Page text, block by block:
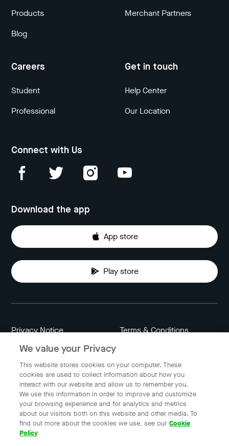
Products
Blog
Merchant Partners
Careers
Student
Professional
Get in touch
Help Center
Our Location
Connect with Us
Download the app
App store
Play store
Privacy Notice Terms & Conditions
Data Attribution
Indonesia
© 2023 Gojek | Gojek is a trademark of PT GoTo Gojek
Tokopedia Tbk. Registered in the Directorate General of
We value your Privacy
This website stores cookies on your computer. These
cookies are used to collect information about how you
interact with our website and allow us to remember you.
We use this information in order to improve and customize
your browsing experience and for analytics and metrics
about our visitors both on this website and other media. To
find out more about the cookies we use, see our Cookie
Policy